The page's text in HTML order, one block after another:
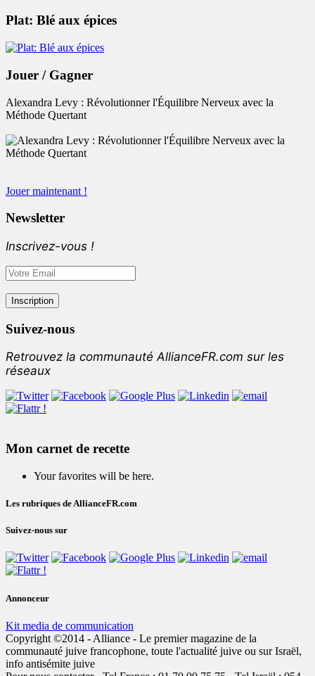
Plat: Blé aux épices
Jouer / Gagner
Alexandra Levy : Révolutionner l'Équilibre Nerveux avec la
Méthode Quertant
Jouer maintenant !
Newsletter
Inscrivez-vous !
Suivez-nous
Retrouvez la communauté AllianceFR.com sur les
réseaux
Mon carnet de recette
Your favorites will be here.
Les rubriques de AllianceFR.com
Suivez-nous sur
Annonceur
Kit media de communication
Copyright ©2014 - Alliance - Le premier magazine de la
communauté juive francophone, toute l'actualité juive ou sur Israël,
info antisémite juive